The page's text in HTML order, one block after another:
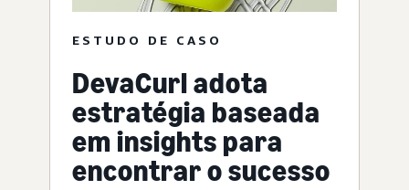
ESTUDO DE CASO
DevaCurl adota
estratégia baseada
em insights para
encontrar o sucesso